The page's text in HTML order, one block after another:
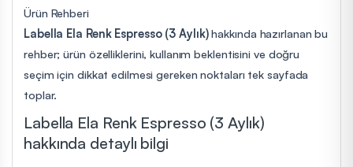
Ürün Rehberi
Labella Ela Renk Espresso (3 Aylık)hakkında hazırlanan bu
rehber; ürün özelliklerini, kullanım beklentisini ve doğru
seçim için dikkat edilmesi gereken noktaları tek sayfada
toplar.
Labella Ela Renk Espresso (3 Aylık)
hakkında detaylı bilgi